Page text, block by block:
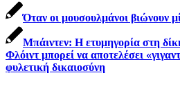
Όταν οι μουσουλμάνοι βιώνουν
Μπάιντεν: Η ετυμηγορία στη
Φλόιντ μπορεί να αποτελέσει
φυλετική δικαιοσύνη